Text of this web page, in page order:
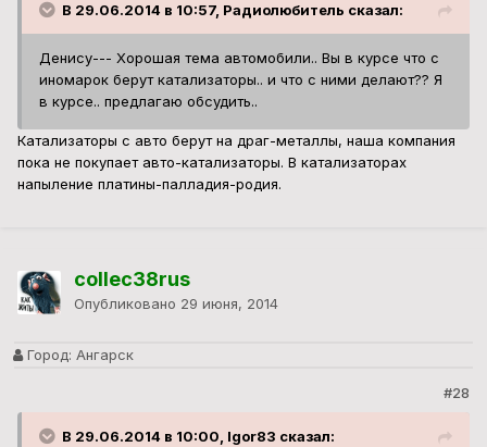
В 29.06.2014 в 10:57, Радиолюбитель сказал:
Денису--- Хорошая тема автомобили.. Вы в курсе что с
иномарок берут катализаторы.. и что с ними делают?? Я
в курсе.. предлагаю обсудить..
Катализаторы с авто берут на драг-металлы, наша компания
пока не покупает авто-катализаторы. В катализаторах
напыление платины-палладия-родия.
collec38rus
Опубликовано 29 июня, 2014
Город: Ангарск
#28
В 29.06.2014 в 10:00, Igor83 сказал: